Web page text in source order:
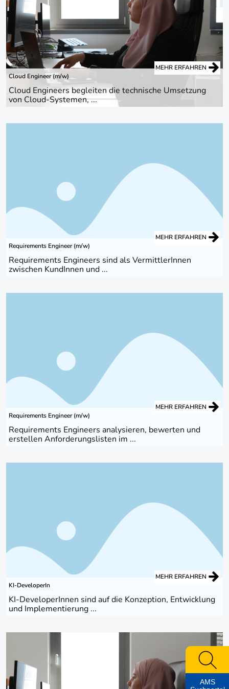
Cloud Engineer (m/w)
Cloud Engineers begleiten die technische Umsetzung
von Cloud-Systemen, ...
MEHR ERFAHREN
Requirements Engineer (m/w)
Requirements Engineers sind als VermittlerInnen
zwischen KundInnen und ...
MEHR ERFAHREN
Requirements Engineer (m/w)
Requirements Engineers analysieren, bewerten und
erstellen Anforderungslisten im ...
MEHR ERFAHREN
KI-DeveloperIn
KI-DeveloperInnen sind auf die Konzeption, Entwicklung
und Implementierung ...
MEHR ERFAHREN
AMS